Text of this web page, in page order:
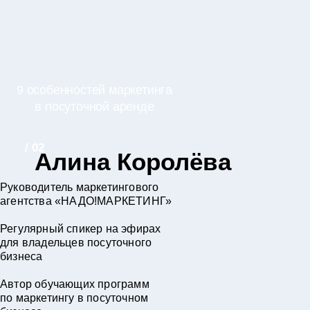
Алина Королёва
Руководитель маркетингового
агентства «НАДО!МАРКЕТИНГ»
Регулярный спикер на эфирах
для владельцев посуточного
бизнеса
Автор обучающих программ
по маркетингу в посуточном